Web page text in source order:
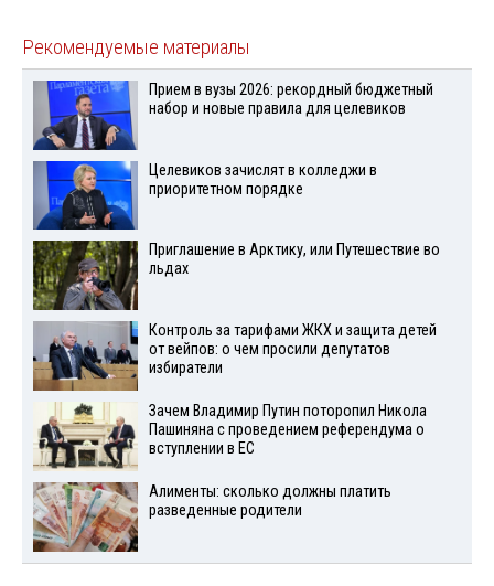
Рекомендуемые материалы
Прием в вузы 2026: рекордный бюджетный
набор и новые правила для целевиков
Целевиков зачислят в колледжи в
приоритетном порядке
Приглашение в Арктику, или Путешествие во
льдах
Контроль за тарифами ЖКХ и защита детей
от вейпов: о чем просили депутатов
избиратели
Зачем Владимир Путин поторопил Никола
Пашиняна с проведением референдума о
вступлении в ЕС
Алименты: сколько должны платить
разведенные родители